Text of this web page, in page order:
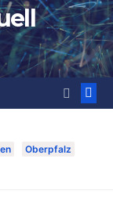
Oberpfalz